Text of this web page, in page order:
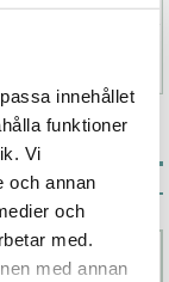
innehållet
funktioner
Vi
och annan
och
med.
med annan